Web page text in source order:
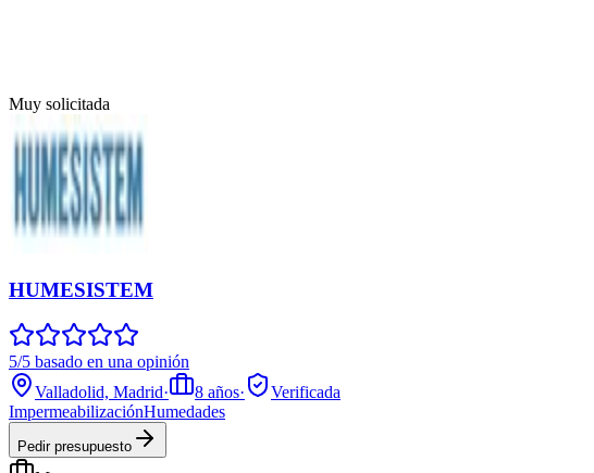
Muy solicitada
HUMESISTEM
5/5 basado en una opinión
Valladolid, Madrid· 8 años·
Verificada
ImpermeabilizaciónHumedades
Pedir presupuesto